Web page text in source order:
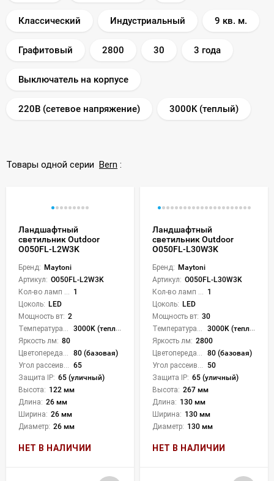
Классический Индустриальный 9 кв. м.
Графитовый 2800 30 3 года
Выключатель на корпусе
220В (сетевое напряжение) 3000K (теплый)
Товары одной серии Bern :
Ландшафтный
светильник Outdoor
O050FL-L2W3K
Бренд: Maytoni
Артикул: O050FL-L2W3K
1
Цоколь: LED
Мощность вт: 2
3000K (теплый)
Яркость лм: 80
80 (базовая)
65
Защита IP: 65 (уличный)
Высота: 122 мм
Длина: 26 мм
Ширина: 26 мм
Диаметр: 26 мм
НЕТ В НАЛИЧИИ
Ландшафтный
светильник Outdoor
O050FL-L30W3K
Бренд: Maytoni
Артикул: O050FL-L30W3K
1
Цоколь: LED
Мощность вт: 30
3000K (теплый)
Яркость лм: 2800
80 (базовая)
50
Защита IP: 65 (уличный)
Высота: 267 мм
Длина: 130 мм
Ширина: 130 мм
Диаметр: 130 мм
НЕТ В НАЛИЧИИ